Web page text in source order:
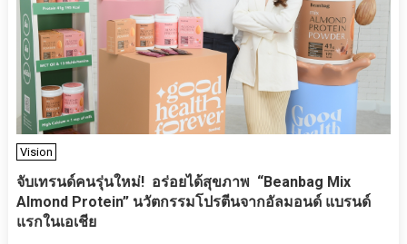
Vision
จับเทรนด์​คนรุ่นใหม่! ​ อร่อย​ได้สุขภาพ ​ “Beanbag Mix
Almond Protein” นวัตกรรมโปรตีนจากอัลมอนด์ แบรนด์
แรกในเอเชีย